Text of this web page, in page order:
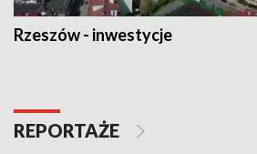
Rzeszów - inwestycje
REPORTAŻE